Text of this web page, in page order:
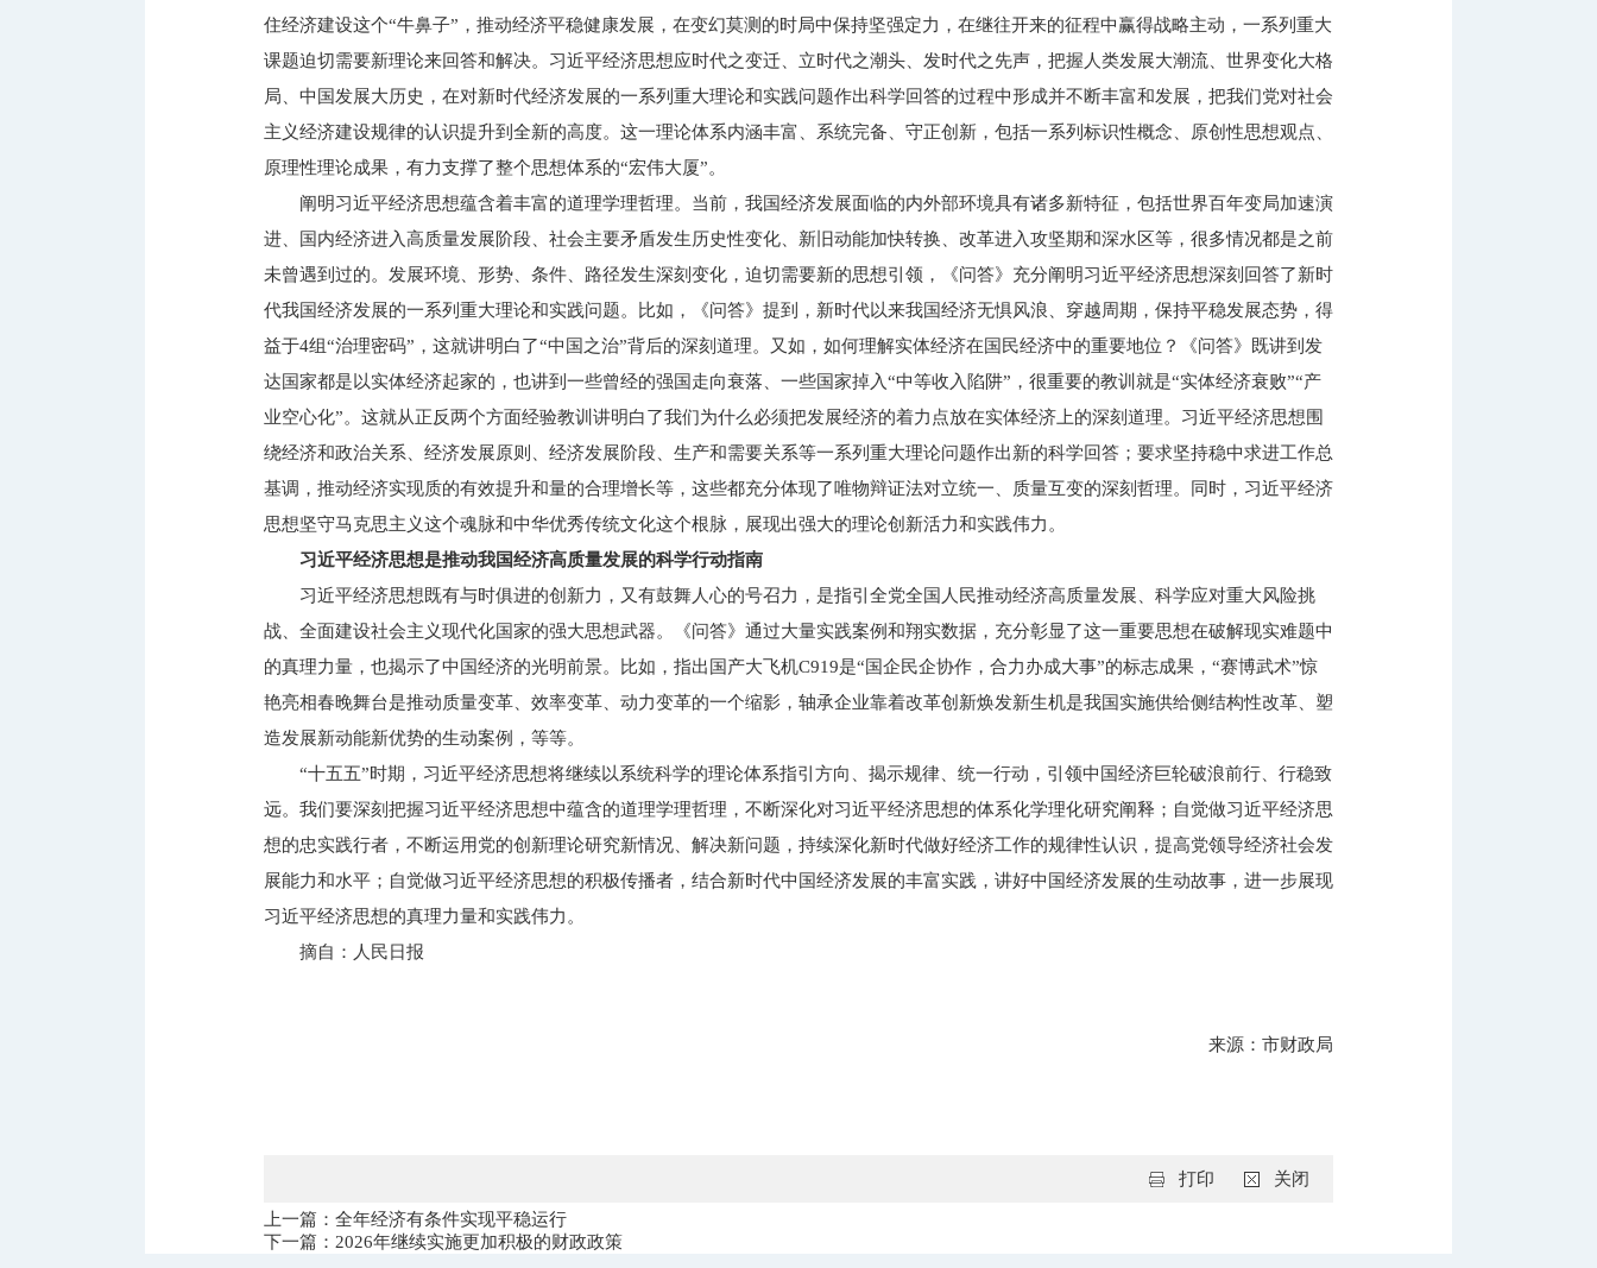
住经济建设这个“牛鼻子”，推动经济平稳健康发展，在变幻莫测的时局中保持坚强定力，在继往开来的征程中赢得战略主动，一系列重大
课题迫切需要新理论来回答和解决。习近平经济思想应时代之变迁、立时代之潮头、发时代之先声，把握人类发展大潮流、世界变化大格
局、中国发展大历史，在对新时代经济发展的一系列重大理论和实践问题作出科学回答的过程中形成并不断丰富和发展，把我们党对社会
主义经济建设规律的认识提升到全新的高度。这一理论体系内涵丰富、系统完备、守正创新，包括一系列标识性概念、原创性思想观点、
原理性理论成果，有力支撑了整个思想体系的“宏伟大厦”。
阐明习近平经济思想蕴含着丰富的道理学理哲理。当前，我国经济发展面临的内外部环境具有诸多新特征，包括世界百年变局加速演
进、国内经济进入高质量发展阶段、社会主要矛盾发生历史性变化、新旧动能加快转换、改革进入攻坚期和深水区等，很多情况都是之前
未曾遇到过的。发展环境、形势、条件、路径发生深刻变化，迫切需要新的思想引领，《问答》充分阐明习近平经济思想深刻回答了新时
代我国经济发展的一系列重大理论和实践问题。比如，《问答》提到，新时代以来我国经济无惧风浪、穿越周期，保持平稳发展态势，得
益于4组“治理密码”，这就讲明白了“中国之治”背后的深刻道理。又如，如何理解实体经济在国民经济中的重要地位？《问答》既讲到发
达国家都是以实体经济起家的，也讲到一些曾经的强国走向衰落、一些国家掉入“中等收入陷阱”，很重要的教训就是“实体经济衰败”“产
业空心化”。这就从正反两个方面经验教训讲明白了我们为什么必须把发展经济的着力点放在实体经济上的深刻道理。习近平经济思想围
绕经济和政治关系、经济发展原则、经济发展阶段、生产和需要关系等一系列重大理论问题作出新的科学回答；要求坚持稳中求进工作总
基调，推动经济实现质的有效提升和量的合理增长等，这些都充分体现了唯物辩证法对立统一、质量互变的深刻哲理。同时，习近平经济
思想坚守马克思主义这个魂脉和中华优秀传统文化这个根脉，展现出强大的理论创新活力和实践伟力。
习近平经济思想是推动我国经济高质量发展的科学行动指南
习近平经济思想既有与时俱进的创新力，又有鼓舞人心的号召力，是指引全党全国人民推动经济高质量发展、科学应对重大风险挑
战、全面建设社会主义现代化国家的强大思想武器。《问答》通过大量实践案例和翔实数据，充分彰显了这一重要思想在破解现实难题中
的真理力量，也揭示了中国经济的光明前景。比如，指出国产大飞机C919是“国企民企协作，合力办成大事”的标志成果，“赛博武术”惊
艳亮相春晚舞台是推动质量变革、效率变革、动力变革的一个缩影，轴承企业靠着改革创新焕发新生机是我国实施供给侧结构性改革、塑
造发展新动能新优势的生动案例，等等。
“十五五”时期，习近平经济思想将继续以系统科学的理论体系指引方向、揭示规律、统一行动，引领中国经济巨轮破浪前行、行稳致
远。我们要深刻把握习近平经济思想中蕴含的道理学理哲理，不断深化对习近平经济思想的体系化学理化研究阐释；自觉做习近平经济思
想的忠实践行者，不断运用党的创新理论研究新情况、解决新问题，持续深化新时代做好经济工作的规律性认识，提高党领导经济社会发
展能力和水平；自觉做习近平经济思想的积极传播者，结合新时代中国经济发展的丰富实践，讲好中国经济发展的生动故事，进一步展现
习近平经济思想的真理力量和实践伟力。
摘自：人民日报
来源：市财政局
打印 关闭
上一篇：全年经济有条件实现平稳运行
下一篇：​2026年继续实施更加积极的财政政策